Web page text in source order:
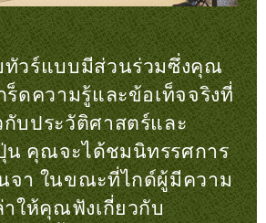
ทัวร์แบบมีส่วนร่วมซึ่งคุณ
ร็ดความรู้และข้อเท็จจริงที่
บประวัติศาสตร์และ
น คุณจะได้ชมนิทรรศการ
จา ในขณะที่ไกด์ผู้มีความ
าให้คุณฟังเกี่ยวกับ